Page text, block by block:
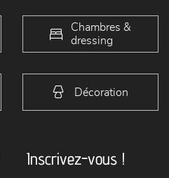
Chambres &
dressing
Décoration
Inscrivez-vous !